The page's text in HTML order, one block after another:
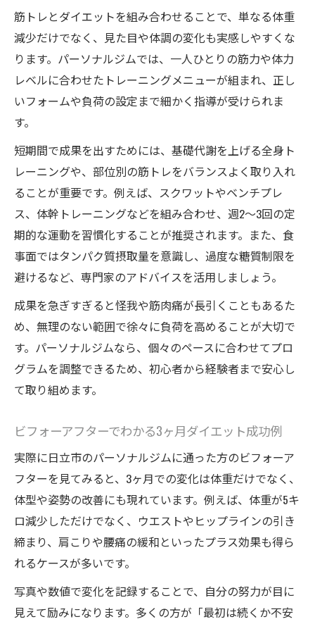
筋トレとダイエットを組み合わせることで、単なる体重
減少だけでなく、見た目や体調の変化も実感しやすくな
ります。パーソナルジムでは、一人ひとりの筋力や体力
レベルに合わせたトレーニングメニューが組まれ、正し
いフォームや負荷の設定まで細かく指導が受けられま
す。
短期間で成果を出すためには、基礎代謝を上げる全身ト
レーニングや、部位別の筋トレをバランスよく取り入れ
ることが重要です。例えば、スクワットやベンチプレ
ス、体幹トレーニングなどを組み合わせ、週2～3回の定
期的な運動を習慣化することが推奨されます。また、食
事面ではタンパク質摂取量を意識し、過度な糖質制限を
避けるなど、専門家のアドバイスを活用しましょう。
成果を急ぎすぎると怪我や筋肉痛が長引くこともあるた
め、無理のない範囲で徐々に負荷を高めることが大切で
す。パーソナルジムなら、個々のペースに合わせてプロ
グラムを調整できるため、初心者から経験者まで安心し
て取り組めます。
ビフォーアフターでわかる3ヶ月ダイエット成功例
実際に日立市のパーソナルジムに通った方のビフォーア
フターを見てみると、3ヶ月での変化は体重だけでなく、
体型や姿勢の改善にも現れています。例えば、体重が5キ
ロ減少しただけでなく、ウエストやヒップラインの引き
締まり、肩こりや腰痛の緩和といったプラス効果も得ら
れるケースが多いです。
写真や数値で変化を記録することで、自分の努力が目に
見えて励みになります。多くの方が「最初は続くか不安